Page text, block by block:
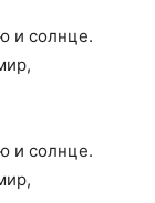
и солнце.
и солнце.